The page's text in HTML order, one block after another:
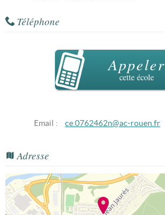
Téléphone
Appeler
cette école
Email : ce.0762462n@ac-rouen.fr
Adresse